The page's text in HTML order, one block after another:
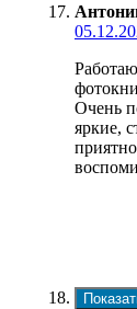
Очень
яркие,